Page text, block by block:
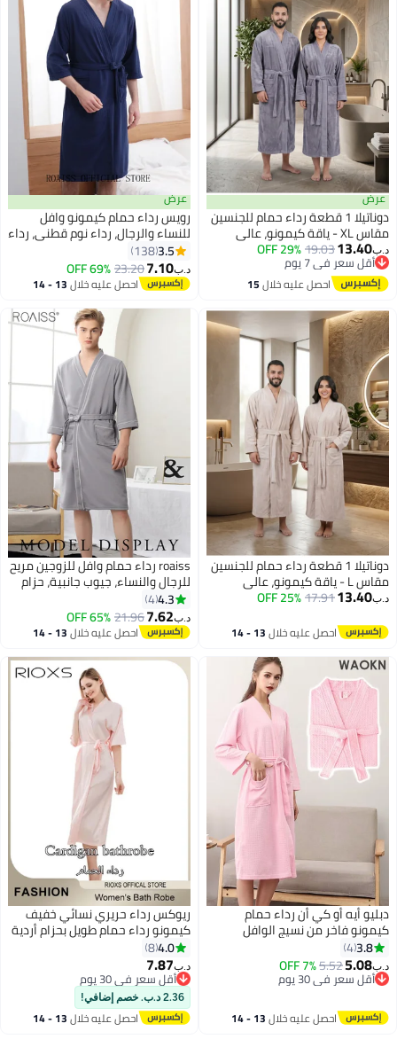
6
عرض
دوناتيلا 1 قطعة رداء حمام للجنسين
مقاس XL - ياقة كيمونو، عالي
الامتصاص، سريع الجفاف، رداء سبا
ناعم مع حزام وجيوب - مايكروفايبر
330 جي إس إم، للاستخدام اليومي
د.ب‏13.40
19.03
29% OFF
أقل سعر في 7 يوم
أقل سعر في 7 يوماحصل عليه خلال15
عرض
رويس رداء حمام كيمونو وافل
للنساء والرجال، رداء نوم قطني، رداء
سبا، ملابس نوم، ثوب نوم، رداء حمام
مائي للنساء، رداء وصيفة العروس،
رداء حمام للجنسين، رداء خريفي،
أزرق داكن
3.5
138
د.ب‏7.10
23.20
69% OFF
احصل عليه خلال 13 - 14
6
دوناتيلا 1 قطعة رداء حمام للجنسين
مقاس L - ياقة كيمونو، عالي
الامتصاص، سريع الجفاف، رداء سبا
330 جي إس إم، للاستخدام اليومي
د.ب‏13.40
17.91
25% OFF
احصل عليه خلال 13 - 14
3
roaiss رداء حمام وافل للزوجين مريح
للرجال والنساء، جيوب جانبية، حزام
خصر، ملابس مريحة
4.3
4
د.ب‏7.62
21.96
65% OFF
احصل عليه خلال 13 - 14
دبليو أيه أو كي أن رداء حمام
كيمونو فاخر من نسيج الوافل
للبالغين - فاخر وذو قدرة امتصاص
عالية وجيوب لامعة ناعمة، رداء
حمام فاخر للفنادق والمنتجعات
الصحية، للجنسين للاستخدام بعد
الاستحمام أو السباحة (رداء حمام،
رداء استحمام)
3.8
4
د.ب‏5.08
5.52
7% OFF
أقل سعر في 30 يوم
أقل سعر في 30 يوم
احصل عليه خلال 13 - 14
5
ريوكس رداء حريري نسائي خفيف
كيمونو رداء حمام طويل بحزام أردية
ناعمة
4.0
8
د.ب‏7.87
أقل سعر في 30 يوم
أقل سعر في 30 يوم
2.36 د.ب. خصم إضافي!
احصل عليه خلال 13 - 14